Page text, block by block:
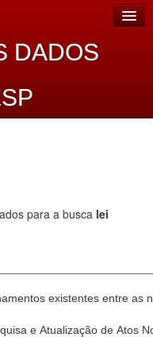
DADOS
para a busca lei
existentes entre as
e Atualização de Atos